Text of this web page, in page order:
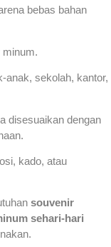
bebas bahan
sekolah, kantor,
disesuaikan dengan
kado, atau
souvenir
sehari-hari